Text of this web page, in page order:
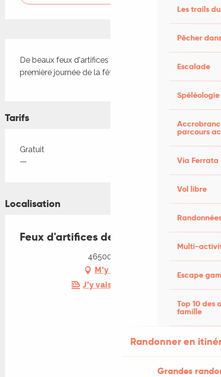
Les trails
Pêcher
Escalade
Spéléologie
parcours
Via Ferrata
Vol libre
Multi-
Escape
Top 10 des
famille
Randonner en
Grandes
De beaux feux d'artifices concluent cette
première journée de la fête miersoise
Tarifs
Tarifs 2026
Gratuit
—
Localisation
Feux d'artifices de la fête de Miers
46500 Miers
M'y rendre
J'y vais en train !